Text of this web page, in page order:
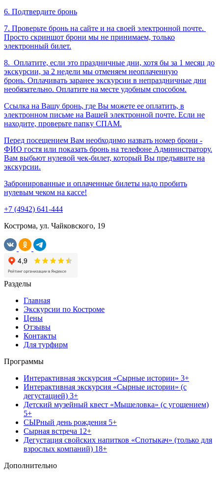
6. Подтвердите бронь
7. Проверьте бронь на сайте и на своей электронной почте.
Просто скриншот брони мы не принимаем, только
электронный билет.
8. Оплатите, если это праздничные дни, хотя бы за 1 месяц до
экскурсии, за 2 недели мы отменяем неоплаченную
бронь. Оплачивать заранее экскурсии в непраздничные дни
необязательно. Оплатите на месте удобным способом.
Ссылка на Вашу бронь, где Вы можете ее оплатить, в
электронном письме на Вашей электронной почте. Если не
находите, проверьте папку СПАМ.
Перед посещением Вам необходимо назвать номер брони -
ФИО гостя или показать бронь на телефоне Администратору.
Вам выбьют нулевой чек-билет, который Вы предъявите на
экскурсии.
Забронированные и оплаченные билеты надо пробить
нулевым чеком на кассе!
+7 (4942) 641-444
Кострома, ул. Чайковского, 19
Разделы
Главная
Экскурсии по Костроме
Цены
Отзывы
Контакты
Для турфирм
Программы
Интерактивная экскурсия «Сырные истории» 3+
Интерактивная экскурсия «Сырные истории» (с
дегустацией) 3+
Детский музейный квест «Мышеловка» (с угощением)
5+
СЫРный день рождения 5+
Сырная встреча 12+
Дегустация свойских напитков «Спотыкач» (только для
взрослых компаний) 18+
Дополнительно